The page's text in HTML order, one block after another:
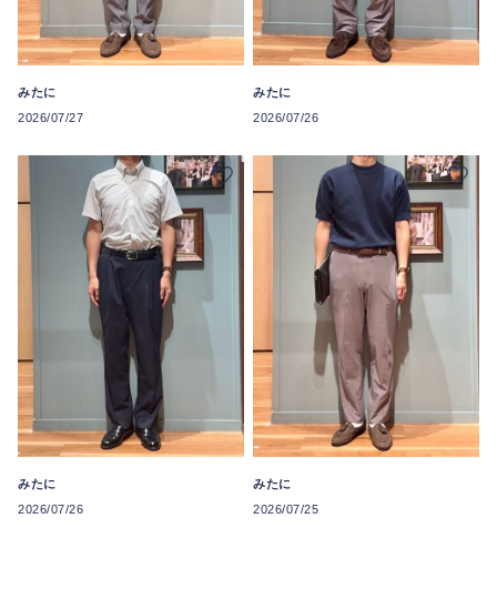
みたに
2026/07/27
みたに
2026/07/26
みたに
2026/07/26
みたに
2026/07/25